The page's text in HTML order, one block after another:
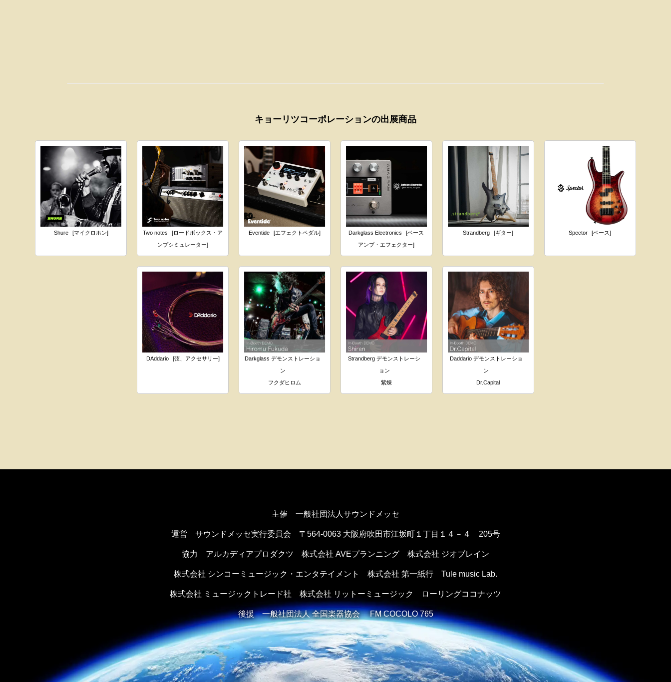
キョーリツコーポレーションの出展商品
Shure [マイクロホン] Two notes
[ロードボックス・ア
ンプシミュレーター]
Eventide [エフェクトペダル] Darkglass Electronics
[ベース
アンプ・エフェクター]
Strandberg [ギター] Spector [ベース]
DAddario [弦、アクセサリー]
Darkglass デモンストレーショ
ン
フクダヒロム
Strandberg デモンストレーシ
ョン
紫煉
Daddario デモンストレーショ
ン
Dr.Capital
主催 一般社団法人サウンドメッセ
運営 サウンドメッセ実行委員会 〒564-0063 大阪府吹田市江坂町１丁目１４－４ 205号
協力 アルカディアプロダクツ 株式会社 AVEプランニング 株式会社 ジオブレイン
株式会社 シンコーミュージック・エンタテイメント 株式会社 第一紙行 Tule music Lab.
株式会社 ミュージックトレード社 株式会社 リットーミュージック ローリングココナッツ
後援一般社団法人 全国楽器協会 FM COCOLO 765